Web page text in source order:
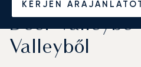
KÉRJEN
Deer Valleybe
Valleyből